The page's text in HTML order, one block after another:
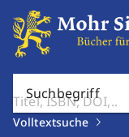
Suchbegriff
Volltextsuche